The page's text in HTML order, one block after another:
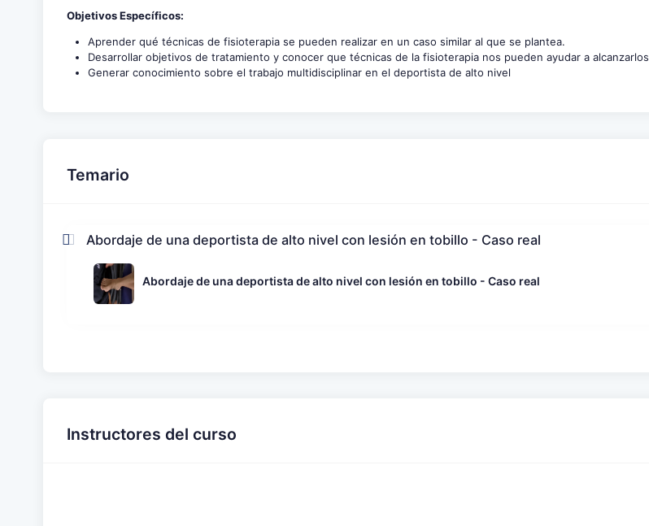
Objetivos Específicos:
Aprender qué técnicas de fisioterapia se pueden realizar en un caso similar al que se plantea.
Desarrollar objetivos de tratamiento y conocer que técnicas de la fisioterapia nos pueden ayudar a alcanzarlos
Generar conocimiento sobre el trabajo multidisciplinar en el deportista de alto nivel
Temario
Abordaje de una deportista de alto nivel con lesión en tobillo - Caso real
Abordaje de una deportista de alto nivel con lesión en tobillo - Caso real
Instructores del curso